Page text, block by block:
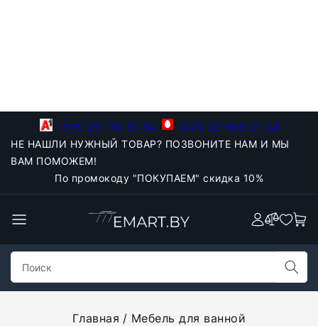
+375-29-118-21-34
+375-33-918-21-34
НЕ НАШЛИ НУЖНЫЙ ТОВАР? ПОЗВОНИТЕ НАМ И МЫ
ВАМ ПОМОЖЕМ!
По промокоду "ПОКУПАЕМ" скидка 10%
Главная Мебель для ванной